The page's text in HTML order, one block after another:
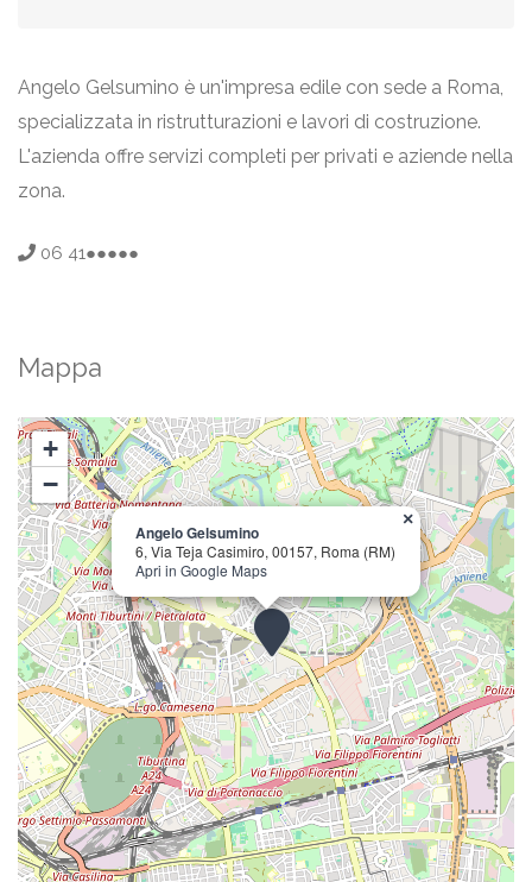
Angelo Gelsumino è un'impresa edile con sede a Roma,
specializzata in ristrutturazioni e lavori di costruzione.
L'azienda offre servizi completi per privati e aziende nella
zona.
06 41●●●●●
Mappa
Angelo Gelsumino
6, Via Teja Casimiro, 00157, Roma (RM)
Apri in Google Maps
×
+
−